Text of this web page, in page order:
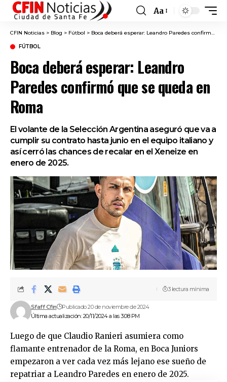
Font
Resizer
Aa
CFIN Noticias > Blog > Fútbol > Boca deberá esperar: Leandro Paredes confirmó que se queda en Roma
FÚTBOL
Boca deberá esperar: Leandro
Paredes confirmó que se queda en
Roma
El volante de la Selección Argentina aseguró que va a
cumplir su contrato hasta junio en el equipo italiano y
así cerró las chances de recalar en el Xeneize en
enero de 2025.
Última actualización: 20/11/2024 a las 3:08 PM
Sfaff Cfin Publicado 20 de noviembre de 2024
3 lectura mínima
Luego de que Claudio Ranieri asumiera como
flamante entrenador de la Roma, en Boca Juniors
empezaron a ver cada vez más lejano ese sueño de
repatriar a Leandro Paredes en enero de 2025.